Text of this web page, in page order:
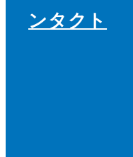
ンタクト